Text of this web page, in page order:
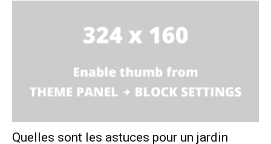
Quelles sont les astuces pour un jardin